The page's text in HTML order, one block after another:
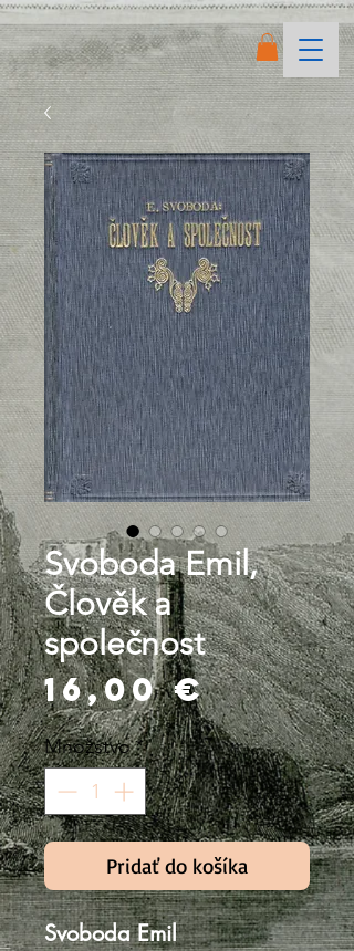
Svoboda Emil,
Člověk a
společnost
16,00 €Price
Množstvo*
Pridať do košíka
Svoboda Emil